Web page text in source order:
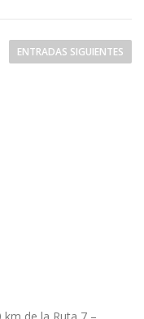
ENTRADAS SIGUIENTES